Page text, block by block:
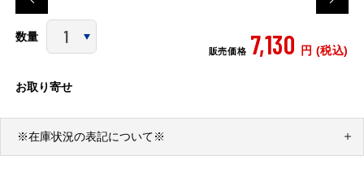
数量
販売価格 7,130 円 (税込)
お取り寄せ
※在庫状況の表記について※